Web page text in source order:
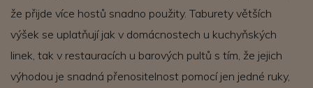
že přijde více hostů snadno použity. Taburety větších
výšek se uplatňují jak v domácnostech u kuchyňských
linek, tak v restauracích u barových pultů s tím, že jejich
výhodou je snadná přenositelnost pomocí jen jedné ruky,